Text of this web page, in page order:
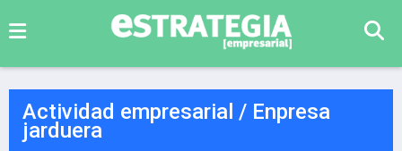
Actividad empresarial / Enpresa
jarduera